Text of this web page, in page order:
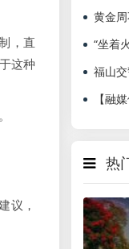
，直
这种
议，
黄金
“坐着
【融
热